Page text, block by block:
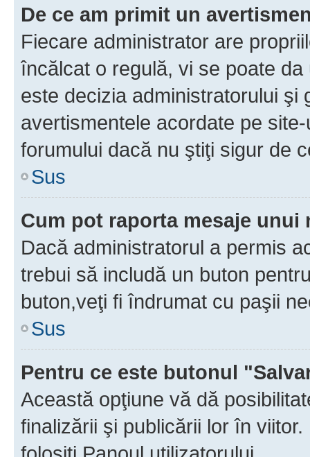
De ce am primit un
Fiecare administrator are
încălcat o regulă, vi se poate
este decizia administratorului şi
avertismentele acordate pe
forumului dacă nu ştiţi sigur de
Sus
Cum pot raporta mesaje unui
Dacă administratorul a permis
trebui să includă un buton
buton,veţi fi îndrumat cu paşii
Sus
Pentru ce este butonul
Această opţiune vă dă
finalizării şi publicării lor în